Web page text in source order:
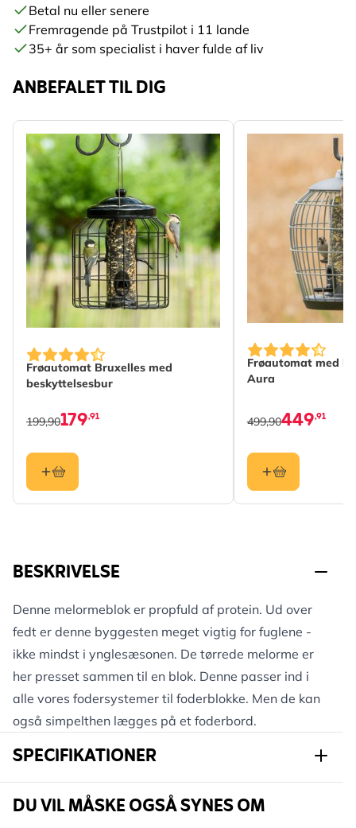
Betal nu eller senere
Fremragende på Trustpilot i 11 lande
35+ år som specialist i haver fulde af liv
ANBEFALET TIL DIG
Frøautomat Bruxelles med
beskyttelsesbur
179,91
199,90
Frøautomat med
Aura
449,91
499,90
BESKRIVELSE
Denne melormeblok er propfuld af protein. Ud over
fedt er denne byggesten meget vigtig for fuglene -
ikke mindst i ynglesæsonen. De tørrede melorme er
her presset sammen til en blok. Denne passer ind i
alle vores fodersystemer til foderblokke. Men de kan
også simpelthen lægges på et foderbord.
SPECIFIKATIONER
Varenummer 106640119
DU VIL MÅSKE OGSÅ SYNES OM